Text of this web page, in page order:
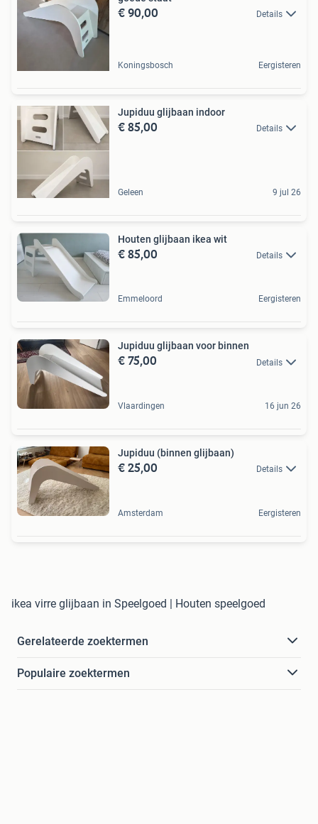
€ 90,00 Details
Koningsbosch Eergisteren
Jupiduu glijbaan indoor
€ 85,00 Details
Geleen 9 jul 26
Houten glijbaan ikea wit
€ 85,00 Details
Emmeloord Eergisteren
Jupiduu glijbaan voor binnen
€ 75,00 Details
Vlaardingen 16 jun 26
Jupiduu (binnen glijbaan)
€ 25,00 Details
Amsterdam Eergisteren
ikea virre glijbaan in Speelgoed | Houten speelgoed
Gerelateerde zoektermen
Populaire zoektermen